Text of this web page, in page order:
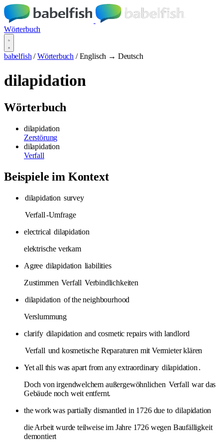
Wörterbuch
babelfish / Wörterbuch / Englisch → Deutsch
dilapidation
Wörterbuch
dilapidation
Zerstörung
dilapidation
Verfall
Beispiele im Kontext
dilapidation survey
Verfall-Umfrage
electrical dilapidation
elektrische verkam
Agree dilapidation liabilities
Zustimmen Verfall Verbindlichkeiten
dilapidation of the neighbourhood
Verslummung
clarify dilapidation and cosmetic repairs with landlord
Verfall und kosmetische Reparaturen mit Vermieter klären
Yet all this was apart from any extraordinary dilapidation .
Doch von irgendwelchem außergewöhnlichen Verfall war das
Gebäude noch weit entfernt.
the work was partially dismantled in 1726 due to dilapidation
die Arbeit wurde teilweise im Jahre 1726 wegen Baufälligkeit
demontiert